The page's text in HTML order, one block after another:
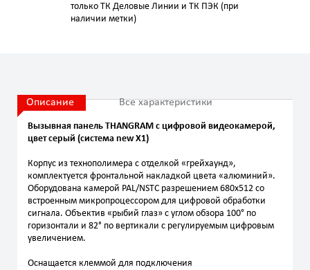
только ТК Деловые Линии и ТК ПЭК (при
наличии метки)
Описание Все характеристики
Вызывная панель THANGRAM с цифровой видеокамерой,
цвет серый (система new X1)
Корпус из технополимера с отделкой «грейхаунд»,
комплектуется фронтальной накладкой цвета «алюминий».
Оборудована камерой PAL/NSTC разрешением 680x512 со
встроенным микропроцессором для цифровой обработки
сигнала. Объектив «рыбий глаз» с углом обзора 100° по
горизонтали и 82° по вертикали с регулируемым цифровым
увеличением.
Оснащается клеммой для подключения